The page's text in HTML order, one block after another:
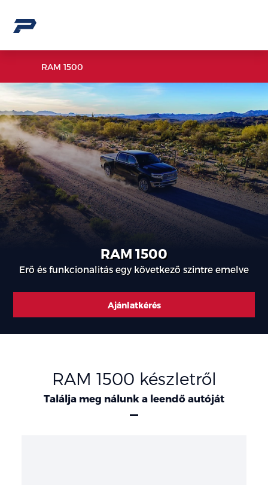
RAM 1500
Erő és funkcionalitás egy következő szintre emelve
Ajánlatkérés
RAM 1500
RAM 1500 készletről
Találja meg nálunk a leendő autóját